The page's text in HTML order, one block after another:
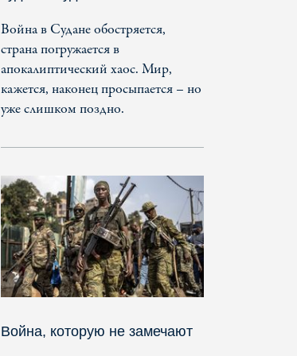
Война в Судане обостряется,
страна погружается в
апокалиптический хаос. Мир,
кажется, наконец просыпается – но
уже слишком поздно.
Война, которую не замечают